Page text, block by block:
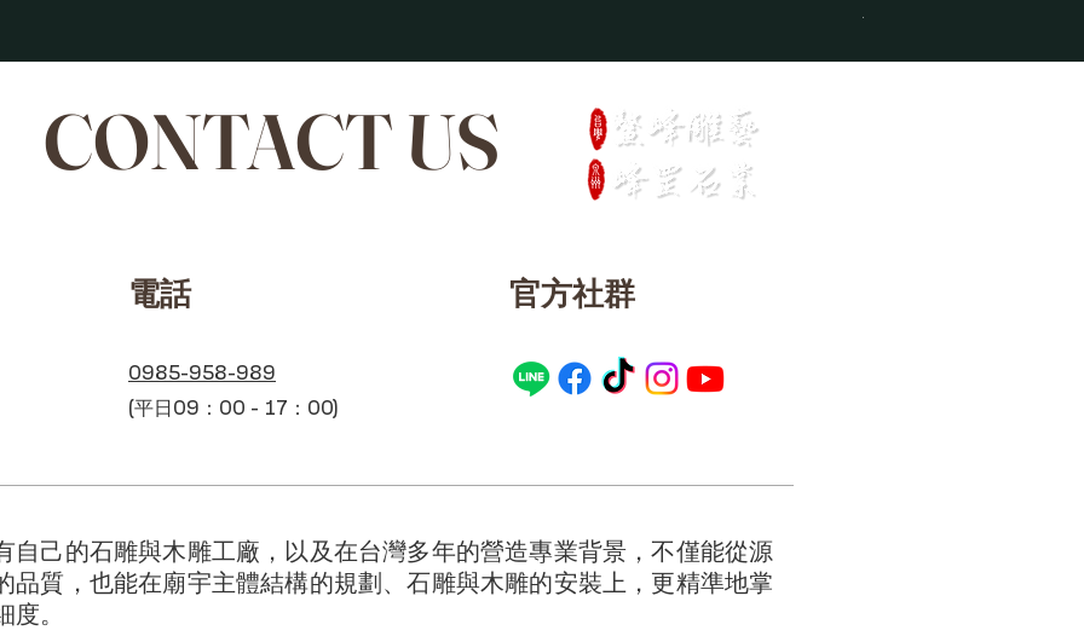
石獅子_四尺二青石仿古
CONTACT US
​電話
0985-958-989
(平日09：00 - 17：00)
​官方社群
自己的石雕與木雕工廠，以及在台灣多年的營造專業背景，不僅能從源
品質，也能在廟宇主體結構的規劃、石雕與木雕的安裝上，更精準地掌
。